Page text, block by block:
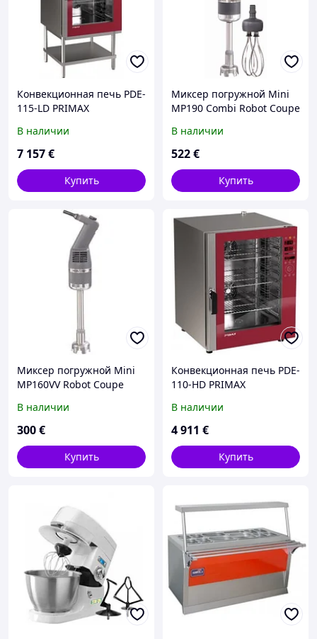
Конвекционная печь PDE-
115-LD PRIMAX
В наличии
7 157€
Купить
Миксер погружной Mini
MP190 Combi Robot Coupe
В наличии
522€
Купить
Миксер погружной Mini
MP160VV Robot Coupe
В наличии
300€
Купить
Конвекционная печь PDE-
110-НD PRIMAX
В наличии
4 911 €
Купить